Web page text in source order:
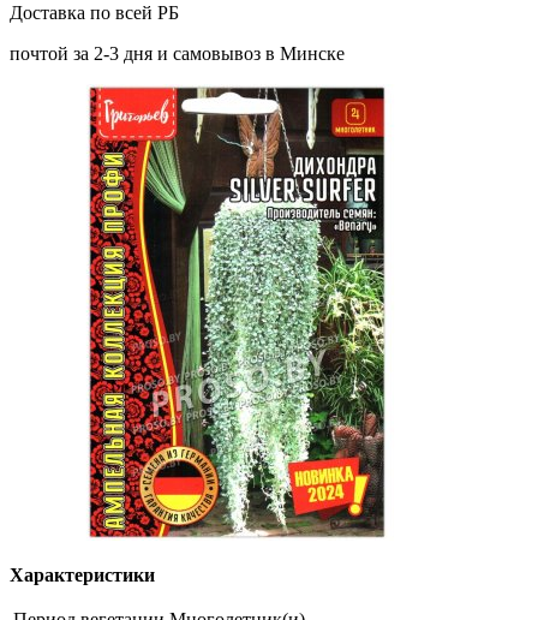
Доставка по всей РБ
почтой за 2-3 дня и самовывоз в Минске
Характеристики